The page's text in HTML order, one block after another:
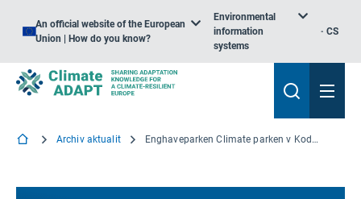
An official website of the European
Union | How do you know?
Environmental
information
systems
CS
Archiv aktualit Enghaveparken Climate parken v Kodani přitahuje oba lidi a pomáhá zvládat odtok dešťové vody